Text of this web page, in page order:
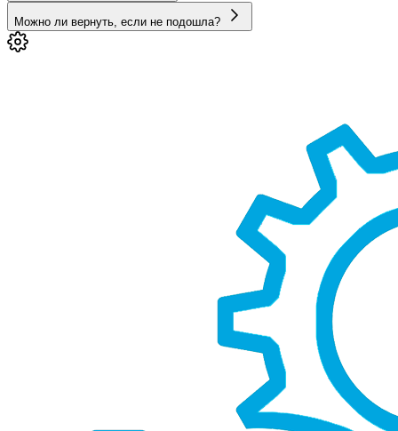
Можно ли вернуть, если не подошла?